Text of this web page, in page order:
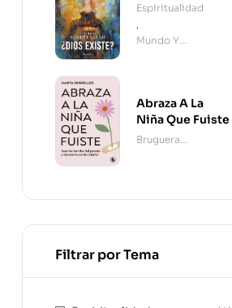
Espiritualidad
,
Mundo Y
Abraza A La
Niña Que Fuiste
Bruguera
Filtrar por Tema